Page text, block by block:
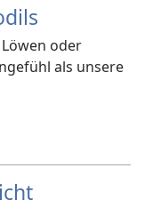
oder
als unsere